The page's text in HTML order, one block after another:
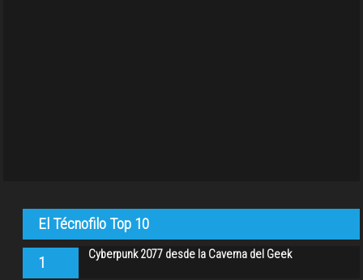
El Técnofilo Top 10
1 Cyberpunk 2077 desde la Caverna del Geek